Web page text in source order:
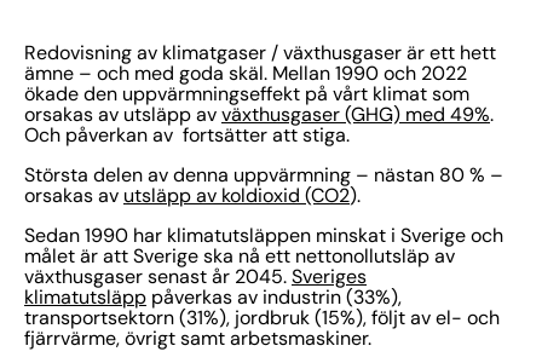
Redovisning av klimatgaser / växthusgaser är ett hett
ämne – och med goda skäl. Mellan 1990 och 2022
ökade den uppvärmningseffekt på vårt klimat som
orsakas av utsläpp av växthusgaser (GHG) med 49%.
Och påverkan av fortsätter att stiga.
Största delen av denna uppvärmning – nästan 80 % –
orsakas av utsläpp av koldioxid (CO2).
Sedan 1990 har klimatutsläppen minskat i Sverige och
målet är att Sverige ska nå ett nettonollutsläp av
växthusgaser senast år 2045. Sveriges
klimatutsläpp påverkas av industrin (33%),
transportsektorn (31%), jordbruk (15%), följt av el- och
fjärrvärme, övrigt samt arbetsmaskiner.